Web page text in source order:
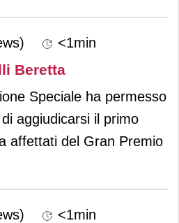
<1min
Beretta
Speciale ha permesso
aggiudicarsi il primo
affettati del Gran Premio
<1min